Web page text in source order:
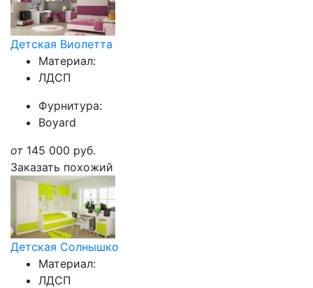
Детская Виолетта
Материал:
ЛДСП
Фурнитура:
Boyard
от 145 000 руб.
Заказать похожий
Детская Солнышко
Материал:
ЛДСП